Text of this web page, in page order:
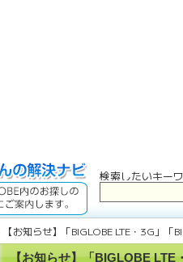
検索したいキー
【お知らせ】「BIGLOBE LTE・3G」「
【お知らせ】「BIGLOBE LTE